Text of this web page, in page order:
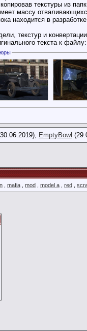
текстуры из
массу
находится в
текстур и
текста к
EmptyBowl
mafia mod model a red